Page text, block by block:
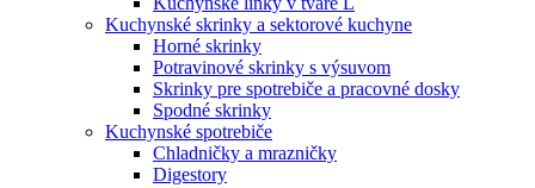
Kuchynské skrinky a sektorové kuchyne
Horné skrinky
Potravinové skrinky s výsuvom
Skrinky pre spotrebiče a pracovné dosky
Spodné skrinky
Kuchynské spotrebiče
Chladničky a mrazničky
Digestory